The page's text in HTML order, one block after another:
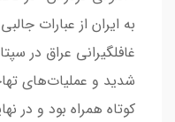
به ایران از عبارات
شديد و عمليات‌هاي
كوتاه همراه بود و در